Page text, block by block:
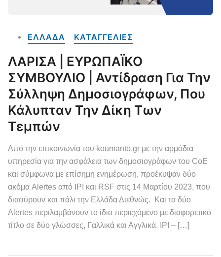
ΕΛΛΑΔΑ ΚΑΤΑΓΓΕΛΙΕΣ
ΛΑΡΙΣΑ | ΕΥΡΩΠΑΪΚΟ
ΣΥΜΒΟΥΛΙΟ | Αντίδραση Για Την
Σύλληψη Δημοσιογράφων, Που
Κάλυπταν Την Δίκη Των
Τεμπών
Από την επικοινωνία του koumanto.gr με την αρμόδια
υπηρεσία για την ασφάλεια των δημοσιογράφων του CoE
και σύμφωνα με επίσημη ενημέρωση, προέκυψαν δύο
ακόμα Alertes από IPI και RSF στις 14 Μαρτίου 2023, που
διασύρουν και πάλι την Ελλάδα Διεθνώς. Και τα δύο
Alertes περιλαμβάνουν το ίδιο περιεχόμενο με διαφορετικό
τίτλο σε δύο γλώσσες, Γαλλικά και Αγγλικά. IPI – […]